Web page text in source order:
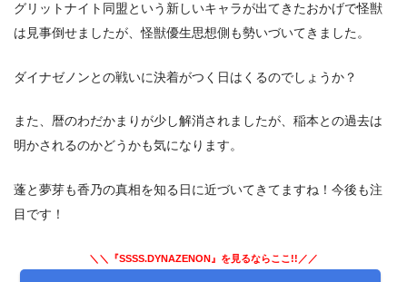
グリットナイト同盟という新しいキャラが出てきたおかげで怪獣
は見事倒せましたが、怪獣優生思想側も勢いづいてきました。
ダイナゼノンとの戦いに決着がつく日はくるのでしょうか？
また、暦のわだかまりが少し解消されましたが、稲本との過去は
明かされるのかどうかも気になります。
蓬と夢芽も香乃の真相を知る日に近づいてきてますね！今後も注
目です！
＼＼『SSSS.DYNAZENON』を見るならここ!!／／